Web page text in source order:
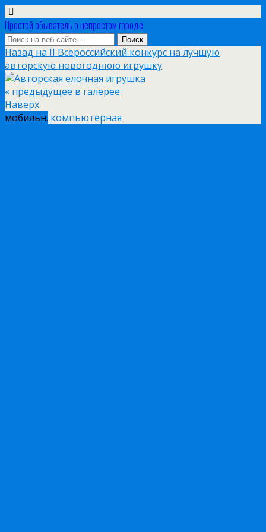
Простой обыватель о непростом городе
Назад на II Всероссийский конкурс на лучшую
авторскую новогоднюю игрушку
« предыдущее в галерее
Наверх
мобильн. компьютерная